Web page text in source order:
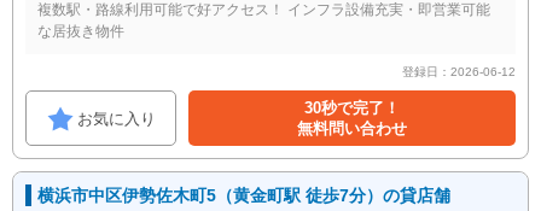
複数駅・路線利用可能で好アクセス！ インフラ設備充実・即営業可能
な居抜き物件
登録日：2026-06-12
お気に入り
30秒で完了！
無料問い合わせ
横浜市中区伊勢佐木町5（黄金町駅 徒歩7分）の貸店舗